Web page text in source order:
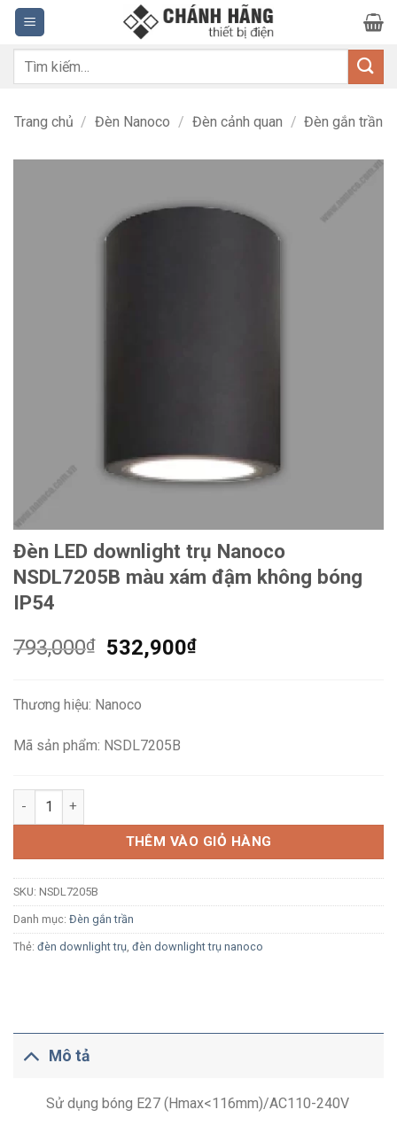
Bỏ
qua
nội
dung
Tìm
Trang chủ / Đèn Nanoco / Đèn cảnh quan / Đèn gắn trần
Đèn LED downlight trụ Nanoco
NSDL7205B màu xám đậm không bóng
IP54
793,000₫
Giá
793,000₫.
532,900₫Giá
Thương hiệu: Nanoco
Mã sản phẩm: NSDL7205B
Đèn LED downlight trụ Nanoco NSDL7205B màu xám đậm
THÊM VÀO GIỎ HÀNG
SKU: NSDL7205B
Danh mục: Đèn gắn trần
Thẻ: đèn downlight trụ đèn downlight trụ nanoco
Mô tả
Sử dụng bóng E27 (Hmax<116mm)/AC110-240V